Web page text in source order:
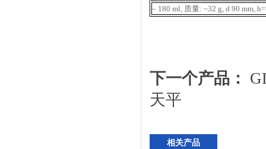
– 180 ml, 质量: ~32 g, d 90 mm,
下一个产品：
天平
相关产品